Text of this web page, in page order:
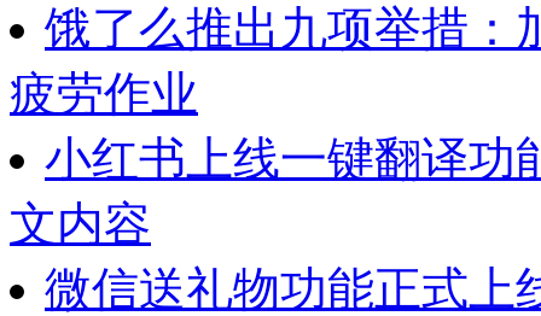
饿了么推出九项举措：
疲劳作业
小红书上线一键翻译功
文内容
微信送礼物功能正式上